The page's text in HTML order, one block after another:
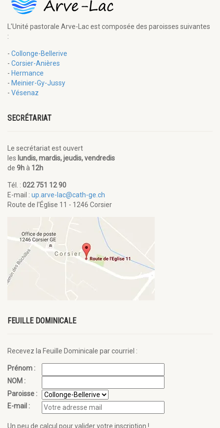
L'Unité pastorale Arve-Lac est composée des paroisses suivantes
:
- Collonge-Bellerive
- Corsier-Anières
- Hermance
- Meinier-Gy-Jussy
- Vésenaz
SECRÉTARIAT
Le secrétariat est ouvert
les lundis, mardis, jeudis, vendredis
de 9hà 12h
Tél. : 022 751 12 90
E-mail : up.arve-lac@cath-ge.ch
Route de l'Église 11 - 1246 Corsier
FEUILLE DOMINICALE
Recevez la Feuille Dominicale par courriel :
Prénom :
NOM :
Paroisse :
E-mail :
Un peu de calcul pour valider votre inscription !